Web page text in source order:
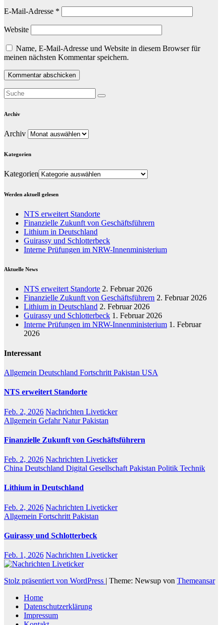
E-Mail-Adresse *
Website
Name, E-Mail-Adresse und Website in diesem Browser für
meinen nächsten Kommentar speichern.
Archiv
Archiv
Kategorien
Kategorien
Werden aktuell gelesen
NTS erweitert Standorte
Finanzielle Zukunft von Geschäftsführern
Lithium in Deutschland
Guirassy und Schlotterbeck
Interne Prüfungen im NRW-Innenministerium
Aktuelle News
NTS erweitert Standorte 2. Februar 2026
Finanzielle Zukunft von Geschäftsführern 2. Februar 2026
Lithium in Deutschland 2. Februar 2026
Guirassy und Schlotterbeck 1. Februar 2026
Interne Prüfungen im NRW-Innenministerium 1. Februar
2026
Interessant
Allgemein Deutschland Fortschritt Pakistan USA
NTS erweitert Standorte
Feb. 2, 2026 Nachrichten Liveticker
Allgemein GefahrNaturPakistan
Finanzielle Zukunft von Geschäftsführern
Feb. 2, 2026 Nachrichten Liveticker
China Deutschland Digital Gesellschaft Pakistan Politik Technik
Lithium in Deutschland
Feb. 2, 2026 Nachrichten Liveticker
Allgemein Fortschritt Pakistan
Guirassy und Schlotterbeck
Feb. 1, 2026 Nachrichten Liveticker
Stolz präsentiert von WordPress | Theme: Newsup von Themeansar
Home
Datenschutzerklärung
Impressum